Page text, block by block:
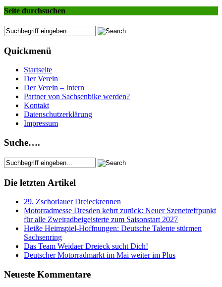
Seite durchsuchen
Quickmenü
Startseite
Der Verein
Der Verein – Intern
Partner von Sachsenbike werden?
Kontakt
Datenschutzerklärung
Impressum
Suche….
Die letzten Artikel
29. Zschorlauer Dreieckrennen
Motorradmesse Dresden kehrt zurück: Neuer Szenetreffpunkt
für alle Zweiradbeigeisterte zum Saisonstart 2027
Heiße Heimspiel-Hoffnungen: Deutsche Talente stürmen
Sachsenring
Das Team Weidaer Dreieck sucht Dich!
Deutscher Motorradmarkt im Mai weiter im Plus
Neueste Kommentare